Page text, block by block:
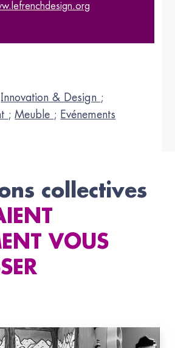
Innovation & Design ;
;Meuble ; Evénements
collectives
VOUS